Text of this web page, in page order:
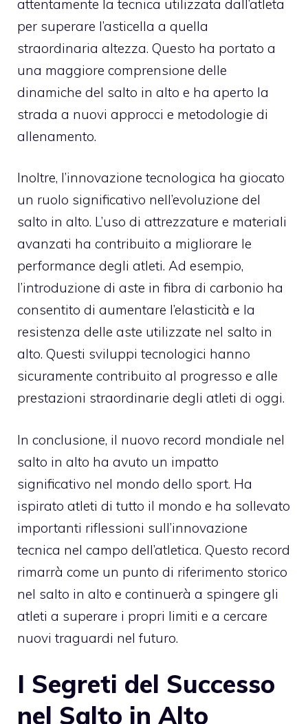
attentamente la tecnica utilizzata dall’atleta
per superare l’asticella a quella
straordinaria altezza. Questo ha portato a
una maggiore comprensione delle
dinamiche del salto in alto e ha aperto la
strada a nuovi approcci e metodologie di
allenamento.
Inoltre, l’innovazione tecnologica ha giocato
un ruolo significativo nell’evoluzione del
salto in alto. L’uso di attrezzature e materiali
avanzati ha contribuito a migliorare le
performance degli atleti. Ad esempio,
l’introduzione di aste in fibra di carbonio ha
consentito di aumentare l’elasticità e la
resistenza delle aste utilizzate nel salto in
alto. Questi sviluppi tecnologici hanno
sicuramente contribuito al progresso e alle
prestazioni straordinarie degli atleti di oggi.
In conclusione, il nuovo record mondiale nel
salto in alto ha avuto un impatto
significativo nel mondo dello sport. Ha
ispirato atleti di tutto il mondo e ha sollevato
importanti riflessioni sull’innovazione
tecnica nel campo dell’atletica. Questo record
rimarrà come un punto di riferimento storico
nel salto in alto e continuerà a spingere gli
atleti a superare i propri limiti e a cercare
nuovi traguardi nel futuro.
I Segreti del Successo
nel Salto in Alto